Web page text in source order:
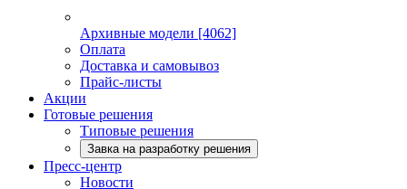
Архивные модели [4062]
Оплата
Доставка и самовывоз
Прайс-листы
Акции
Готовые решения
Типовые решения
Завка на разработку решения
Пресс-центр
Новости